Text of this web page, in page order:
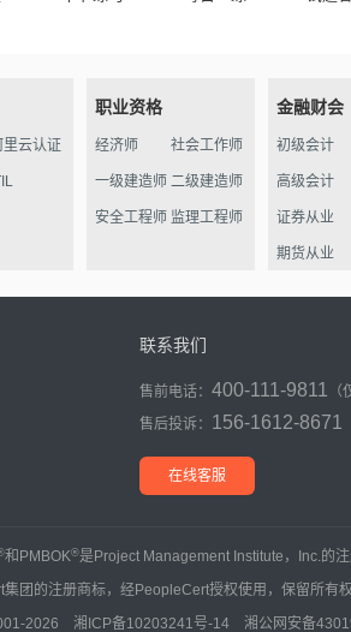
里云认证
职业资格
经济师 社会工作师
一级建造师 二级建造师
安全工程师 监理工程师
金融财会
初级会计
高级会计
证券从业
期货从业
联系我们
售前电话： 400-111-9811
售后投诉： 156-1612-8671
在线客服
和PMBOK®是Project Management Institute，Inc.的
团的注册商标，经PeopleCert授权使用，保留所有
2026 湘ICP备10203241号-14 湘公网安备